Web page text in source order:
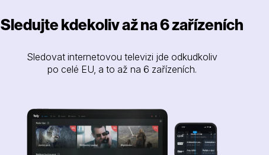
Sledujte kdekoliv až na 6 zařízeních
Sledovat internetovou televizi jde odkudkoliv
po celé EU, a to až na 6 zařízeních.